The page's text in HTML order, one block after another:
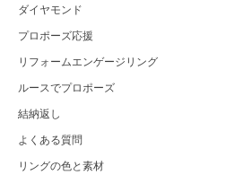
ダイヤモンド
プロポーズ応援
リフォームエンゲージリング
ルースでプロポーズ
結納返し
よくある質問
リングの色と素材